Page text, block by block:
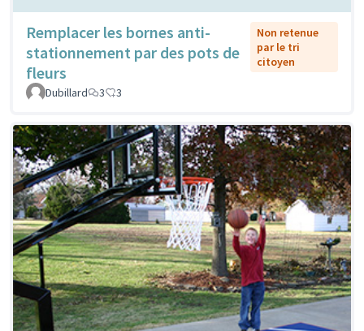
Remplacer les bornes anti-
stationnement par des pots de
fleurs
Non retenue
par le tri
citoyen
Dubillard 3 3